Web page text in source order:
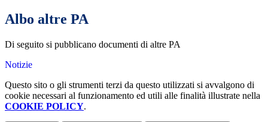
Albo altre PA
Di seguito si pubblicano documenti di altre PA
Notizie
Questo sito o gli strumenti terzi da questo utilizzati si avvalgono di
cookie necessari al funzionamento ed utili alle finalità illustrate nella
COOKIE POLICY.